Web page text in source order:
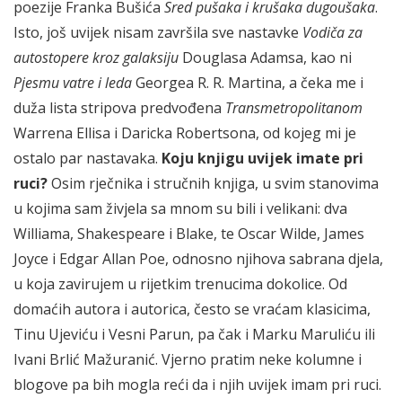
poezije Franka Bušića Sred pušaka i krušaka dugoušaka.
Isto, još uvijek nisam završila sve nastavke Vodiča za
autostopere kroz galaksiju Douglasa Adamsa, kao ni
Pjesmu vatre i ledaGeorgea R. R. Martina, a čeka me i
duža lista stripova predvođena Transmetropolitanom
Warrena Ellisa i Daricka Robertsona, od kojeg mi je
ostalo par nastavaka. Koju knjigu uvijek imate pri
ruci?Osim rječnika i stručnih knjiga, u svim stanovima
u kojima sam živjela sa mnom su bili i velikani: dva
Williama, Shakespeare i Blake, te Oscar Wilde, James
Joyce i Edgar Allan Poe, odnosno njihova sabrana djela,
u koja zavirujem u rijetkim trenucima dokolice. Od
domaćih autora i autorica, često se vraćam klasicima,
Tinu Ujeviću i Vesni Parun, pa čak i Marku Maruliću ili
Ivani Brlić Mažuranić. Vjerno pratim neke kolumne i
blogove pa bih mogla reći da i njih uvijek imam pri ruci.